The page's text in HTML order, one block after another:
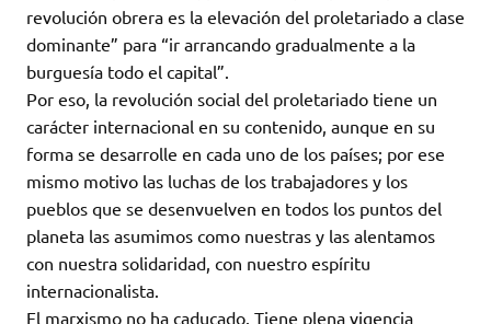
revolución obrera es la elevación del proletariado a clase
dominante” para “ir arrancando gradualmente a la
burguesía todo el capital”.
Por eso, la revolución social del proletariado tiene un
carácter internacional en su contenido, aunque en su
forma se desarrolle en cada uno de los países; por ese
mismo motivo las luchas de los trabajadores y los
pueblos que se desenvuelven en todos los puntos del
planeta las asumimos como nuestras y las alentamos
con nuestra solidaridad, con nuestro espíritu
internacionalista.
El marxismo no ha caducado. Tiene plena vigencia